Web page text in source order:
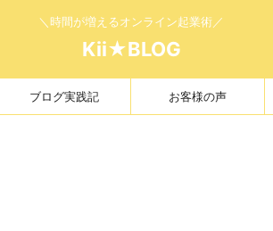
＼時間が増えるオンライン起業術／
Kii★BLOG
ブログ実践記 お客様の声